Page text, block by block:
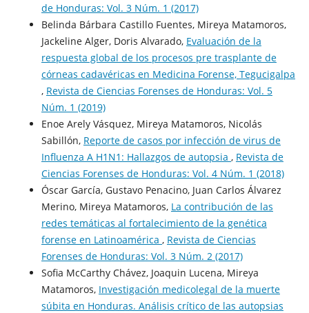
de Honduras: Vol. 3 Núm. 1 (2017)
Belinda Bárbara Castillo Fuentes, Mireya Matamoros,
Jackeline Alger, Doris Alvarado, Evaluación de la
respuesta global de los procesos pre trasplante de
córneas cadavéricas en Medicina Forense, Tegucigalpa
, Revista de Ciencias Forenses de Honduras: Vol. 5
Núm. 1 (2019)
Enoe Arely Vásquez, Mireya Matamoros, Nicolás
Sabillón, Reporte de casos por infección de virus de
Influenza A H1N1: Hallazgos de autopsia , Revista de
Ciencias Forenses de Honduras: Vol. 4 Núm. 1 (2018)
Óscar García, Gustavo Penacino, Juan Carlos Álvarez
Merino, Mireya Matamoros, La contribución de las
redes temáticas al fortalecimiento de la genética
forense en Latinoamérica , Revista de Ciencias
Forenses de Honduras: Vol. 3 Núm. 2 (2017)
Sofia McCarthy Chávez, Joaquin Lucena, Mireya
Matamoros, Investigación medicolegal de la muerte
súbita en Honduras. Análisis crítico de las autopsias